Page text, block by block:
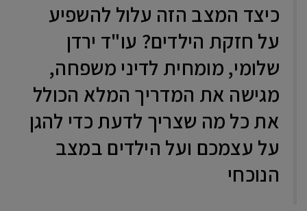
כיצד המצב הזה עלול להשפיע
על חזקת הילדים? עו"ד ירדן
שלומי, מומחית לדיני משפחה,
מגישה את המדריך המלא הכולל
את כל מה שצריך לדעת כדי להגן
על עצמכם ועל הילדים במצב
הנוכחי